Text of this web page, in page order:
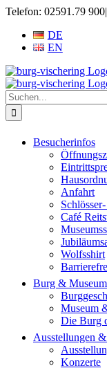
Zum
springen
Telefon: 02591.79 900|
DE
EN
Suche
nach:
Besucherinfos
Anfahrt
Café
Wolfsshirt
Burg & Museum
Museum
Die Burg
Ausstellungen
Konzerte